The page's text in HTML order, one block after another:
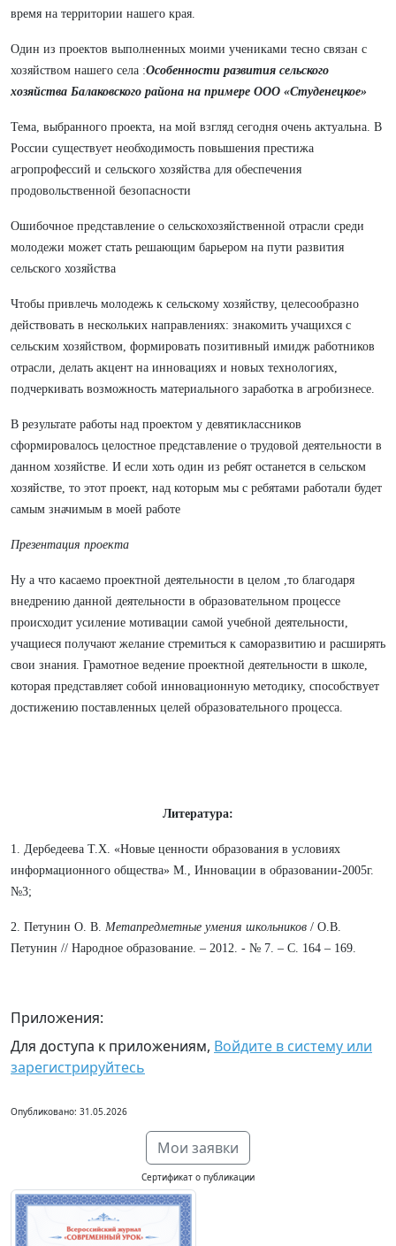
время на территории нашего края.
Один из проектов выполненных моими учениками тесно связан с
хозяйством нашего села :Особенности развития сельского
хозяйства Балаковского района на примере ООО «Студенецкое»
Тема, выбранного проекта, на мой взгляд сегодня очень актуальна. В
России существует необходимость повышения престижа
агропрофессий и сельского хозяйства для обеспечения
продовольственной безопасности
Ошибочное представление о сельскохозяйственной отрасли среди
молодежи может стать решающим барьером на пути развития
сельского хозяйства
Чтобы привлечь молодежь к сельскому хозяйству, целесообразно
действовать в нескольких направлениях: знакомить учащихся с
сельским хозяйством, формировать позитивный имидж работников
отрасли, делать акцент на инновациях и новых технологиях,
подчеркивать возможность материального заработка в агробизнесе.
В результате работы над проектом у девятиклассников
сформировалось целостное представление о трудовой деятельности в
данном хозяйстве. И если хоть один из ребят останется в сельском
хозяйстве, то этот проект, над которым мы с ребятами работали будет
самым значимым в моей работе
Презентация проекта
Ну а что касаемо проектной деятельности в целом ,то благодаря
внедрению данной деятельности в образовательном процессе
происходит усиление мотивации самой учебной деятельности,
учащиеся получают желание стремиться к саморазвитию и расширять
свои знания. Грамотное ведение проектной деятельности в школе,
которая представляет собой инновационную методику, способствует
достижению поставленных целей образовательного процесса.
Литература:
1. Дербедеева Т.Х. «Новые ценности образования в условиях
информационного общества» М., Инновации в образовании-2005г.
№3;
2. Петунин О. В. Метапредметные умения школьников / О.В.
Петунин // Народное образование. – 2012. - № 7. – С. 164 – 169.
Приложения:
Для доступа к приложениям, Войдите в систему или
зарегистрируйтесь
Опубликовано: 31.05.2026
Мои заявки
Сертификат о публикации